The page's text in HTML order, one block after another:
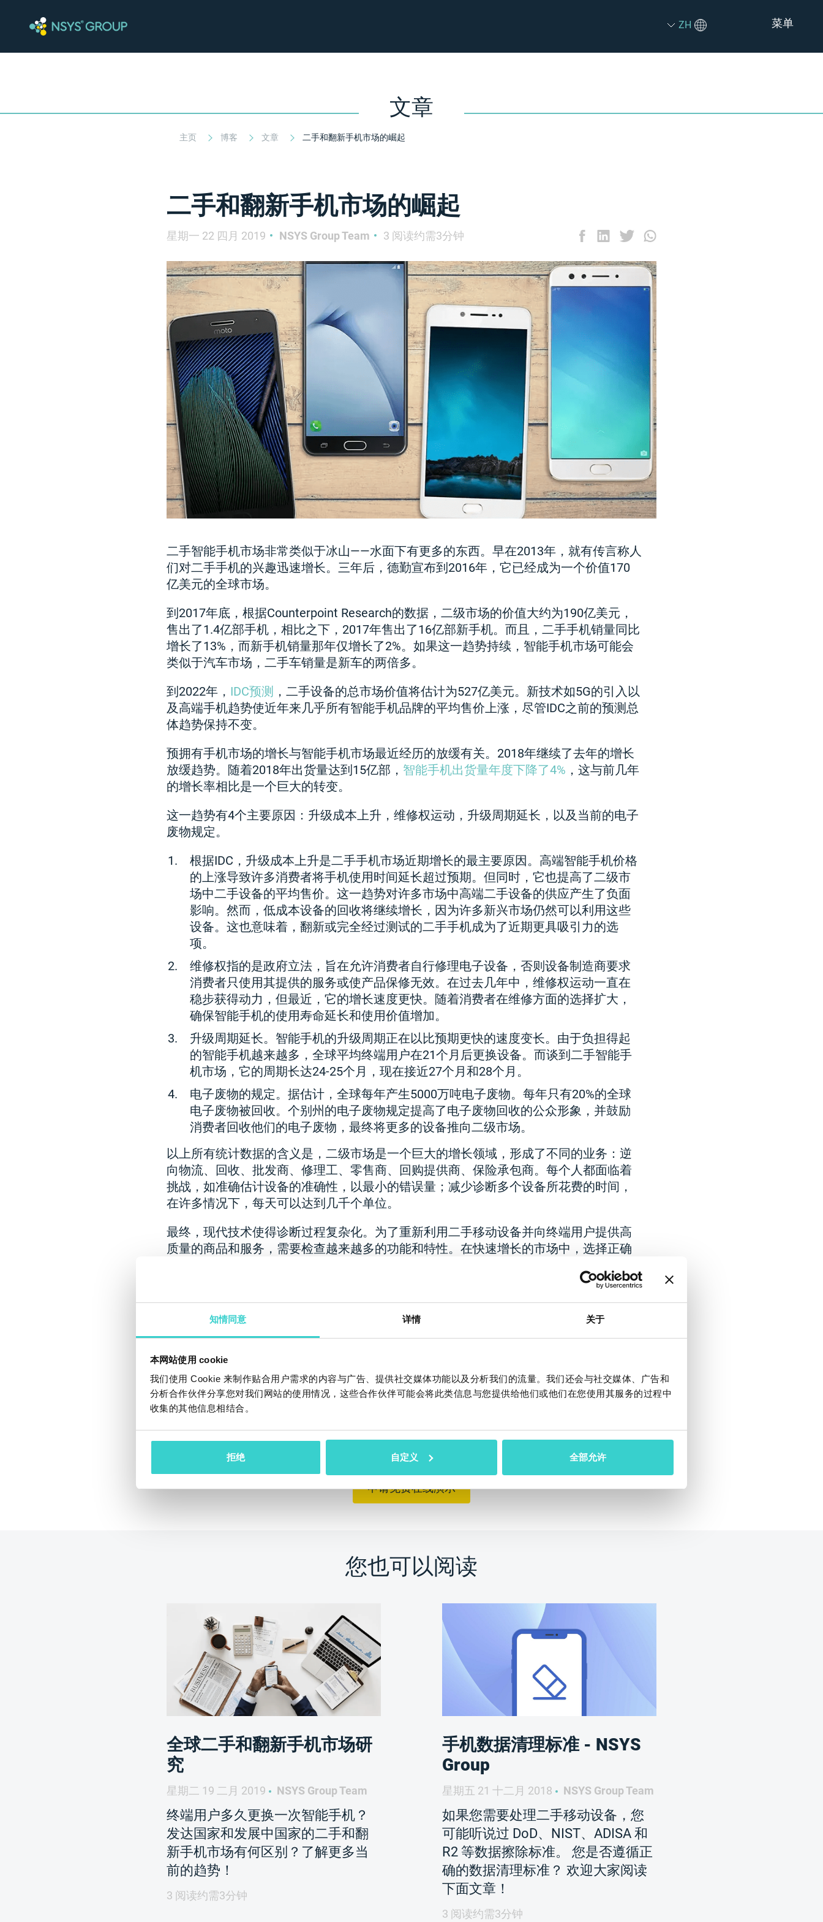
知情同意 详情 关于
本网站使用 cookie
我们使用 Cookie 来制作贴合用户需求的内容与广告、提供社交媒体功能以及分析我们的流量。我们还会与社交媒体、广告和
分析合作伙伴分享您对我们网站的使用情况，这些合作伙伴可能会将此类信息与您提供给他们或他们在您使用其服务的过程中
收集的其他信息相结合。
拒绝 自定义 全部允许
ZH 菜单
文章
主页 博客 文章 二手和翻新手机市场的崛起
二手和翻新手机市场的崛起
星期一 22 四月 2019 NSYS Group Team 3 阅读约需3分钟
二手智能手机市场非常类似于冰山——水面下有更多的东西。早在2013年，就有传言称人
们对二手手机的兴趣迅速增长。三年后，德勤宣布到2016年，它已经成为一个价值170
亿美元的全球市场。
到2017年底，根据Counterpoint Research的数据，二级市场的价值大约为190亿美元，
售出了1.4亿部手机，相比之下，2017年售出了16亿部新手机。而且，二手手机销量同比
增长了13%，而新手机销量那年仅增长了2%。如果这一趋势持续，智能手机市场可能会
类似于汽车市场，二手车销量是新车的两倍多。
到2022年， IDC预测 ，二手设备的总市场价值将估计为527亿美元。新技术如5G的引入以
及高端手机趋势使近年来几乎所有智能手机品牌的平均售价上涨，尽管IDC之前的预测总
体趋势保持不变。
预拥有手机市场的增长与智能手机市场最近经历的放缓有关。2018年继续了去年的增长
放缓趋势。随着2018年出货量达到15亿部， 智能手机出货量年度下降了4% ，这与前几年
的增长率相比是一个巨大的转变。
这一趋势有4个主要原因：升级成本上升，维修权运动，升级周期延长，以及当前的电子
废物规定。
根据IDC，升级成本上升是二手手机市场近期增长的最主要原因。高端智能手机价格
的上涨导致许多消费者将手机使用时间延长超过预期。但同时，它也提高了二级市
场中二手设备的平均售价。这一趋势对许多市场中高端二手设备的供应产生了负面
影响。然而，低成本设备的回收将继续增长，因为许多新兴市场仍然可以利用这些
设备。这也意味着，翻新或完全经过测试的二手手机成为了近期更具吸引力的选
项。
维修权指的是政府立法，旨在允许消费者自行修理电子设备，否则设备制造商要求
消费者只使用其提供的服务或使产品保修无效。在过去几年中，维修权运动一直在
稳步获得动力，但最近，它的增长速度更快。随着消费者在维修方面的选择扩大，
确保智能手机的使用寿命延长和使用价值增加。
升级周期延长。 智能手机的升级周期正在以比预期更快的速度变长。由于负担得起
的智能手机越来越多，全球平均终端用户在21个月后更换设备。而谈到二手智能手
机市场，它的周期长达24-25个月，现在接近27个月和28个月。
电子废物的规定。据估计，全球每年产生5000万吨电子废物。每年只有20%的全球
电子废物被回收。个别州的电子废物规定提高了电子废物回收的公众形象，并鼓励
消费者回收他们的电子废物，最终将更多的设备推向二级市场。
以上所有统计数据的含义是，二级市场是一个巨大的增长领域，形成了不同的业务：逆
向物流、回收、批发商、修理工、零售商、回购提供商、保险承包商。每个人都面临着
挑战，如准确估计设备的准确性，以最小的错误量；减少诊断多个设备所花费的时间，
在许多情况下，每天可以达到几千个单位。
最终，现代技术使得诊断过程复杂化。为了重新利用二手移动设备并向终端用户提供高
质量的商品和服务，需要检查越来越多的功能和特性。在快速增长的市场中，选择正确
是一个快速安装且易于使用的移动诊断和数据擦除软件解决方案。无
论您主要处理苹果iPhone还是三星Galaxy手机，我们的软件都可以诊断任何类型的移动
设备，甚至是平板电脑。它提供超过60项功能自动化和用户辅助测试，以提供快速和全
面的检查。NSYS
60台设备上的所有敏感数据。NSYS Diagnostics帮助二手和翻新手机行业的公司更准
确、快速和轻松地检查他们的设备。
申请免费在线演示
您也可以阅读
全球二手和翻新手机市场研
究
星期二 19 二月 2019 NSYS Group Team
终端用户多久更换一次智能手机？
发达国家和发展中国家的二手和翻
新手机市场有何区别？了解更多当
前的趋势！
3 阅读约需3分钟
手机数据清理标准 - NSYS
Group
星期五 21 十二月 2018 NSYS Group Team
如果您需要处理二手移动设备，您
可能听说过 DoD、NIST、ADISA 和
R2 等数据擦除标准。 您是否遵循正
确的数据清理标准？ 欢迎大家阅读
下面文章！
3 阅读约需3分钟